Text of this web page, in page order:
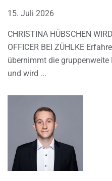
15. Juli 2026
CHRISTINA HÜBSCHEN
OFFICER BEI ZÜHLKE
übernimmt die gruppenweite
und wird